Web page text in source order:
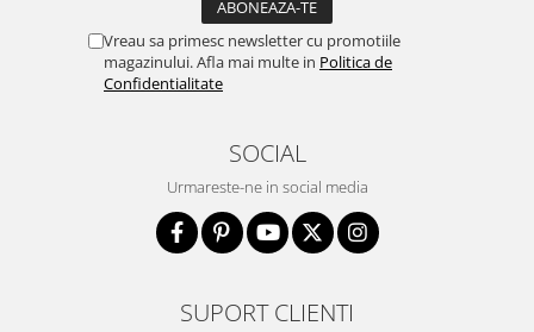
Vreau sa primesc newsletter cu promotiile
magazinului. Afla mai multe in Politica de
Confidentialitate
SOCIAL
Urmareste-ne in social media
SUPORT CLIENTI